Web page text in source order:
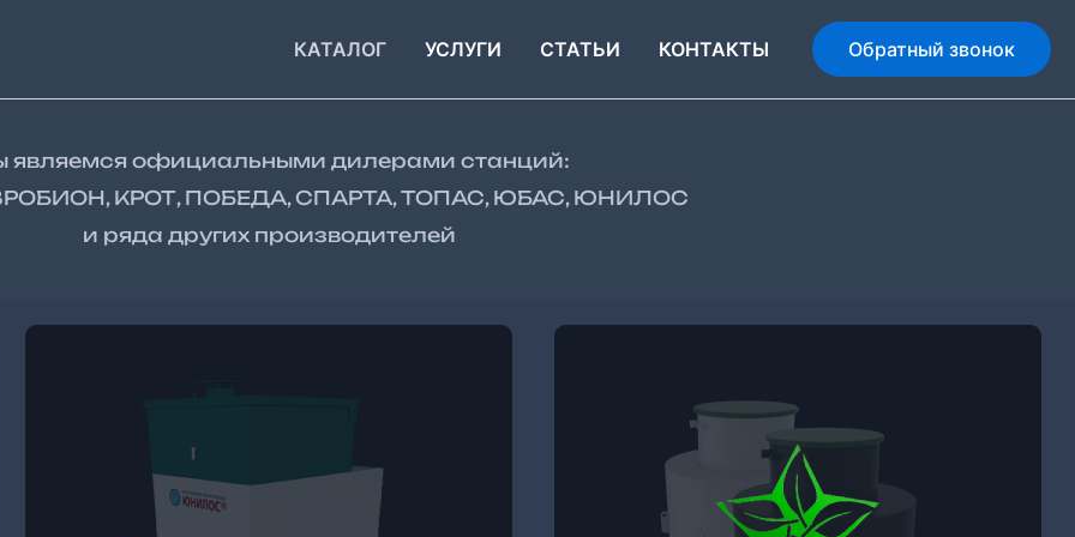
КАТАЛОГ УСЛУГИ СТАТЬИ КОНТАКТЫ Обратный звонок
являемся официальными дилерами станций:
КРОТ, ПОБЕДА, СПАРТА, ТОПАС, ЮБАС, ЮНИЛОС
и ряда других производителей